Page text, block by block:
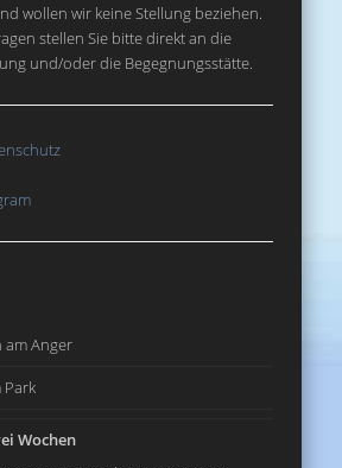
wollen wir keine Stellung beziehen.
stellen Sie bitte direkt an die
und/oder die Begegnungsstätte.
Anger
Park
Wochen